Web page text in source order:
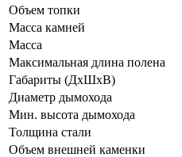
Объем топки
Масса камней
Масса
Максимальная длина полена
Габариты (ДхШхВ)
Диаметр дымохода
Мин. высота дымохода
Толщина стали
Объем внешней каменки